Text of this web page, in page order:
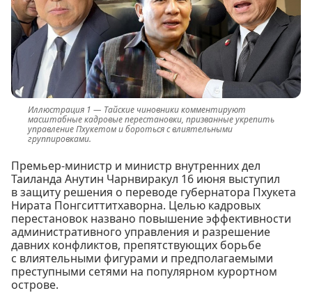
Тайские чиновники комментируют
масштабные кадровые перестановки, призванные укрепить
управление Пхукетом и бороться с влиятельными
группировками.
Премьер-министр и министр внутренних дел
Таиланда Анутин Чарнвиракул 16 июня выступил
в защиту решения о переводе губернатора Пхукета
Нирата Понгситтитхаворна. Целью кадровых
перестановок названо повышение эффективности
административного управления и разрешение
давних конфликтов, препятствующих борьбе
с влиятельными фигурами и предполагаемыми
преступными сетями на популярном курортном
острове.